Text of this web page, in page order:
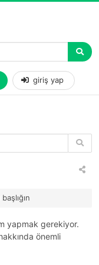
giriş yap
yapmak gerekiyor.
önemli